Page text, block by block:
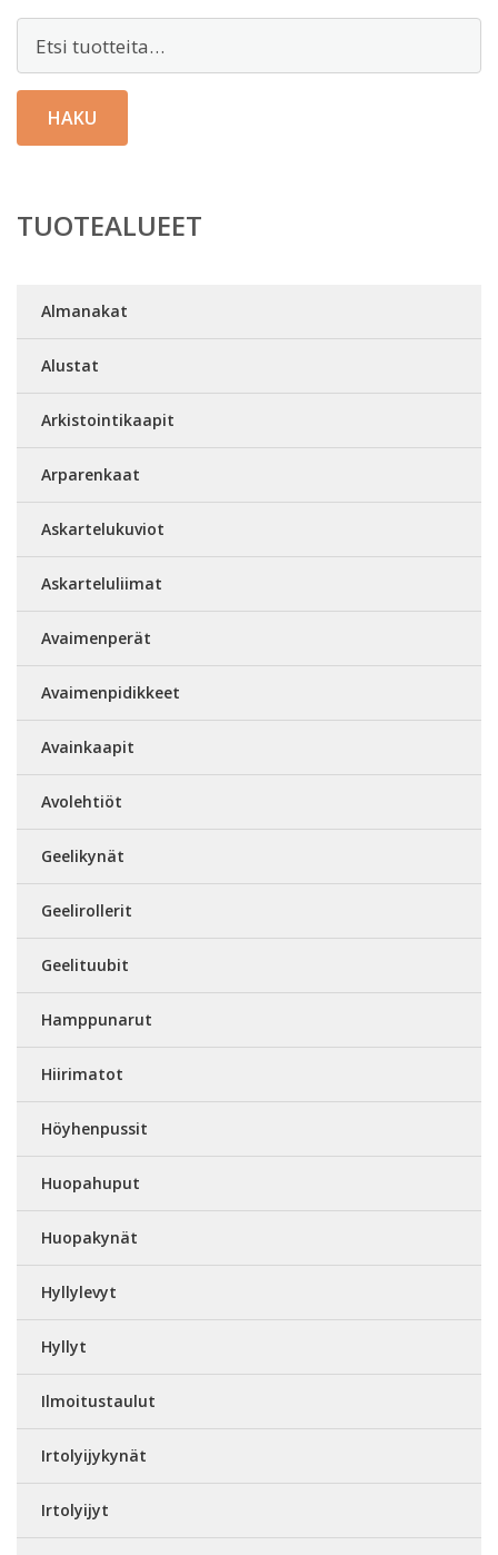
HAKU
TUOTEALUEET
Almanakat
Alustat
Arkistointikaapit
Arparenkaat
Askartelukuviot
Askarteluliimat
Avaimenperät
Avaimenpidikkeet
Avainkaapit
Avolehtiöt
Geelikynät
Geelirollerit
Geelituubit
Hamppunarut
Hiirimatot
Höyhenpussit
Huopahuput
Huopakynät
Hyllylevyt
Hyllyt
Ilmoitustaulut
Irtolyijykynät
Irtolyijyt